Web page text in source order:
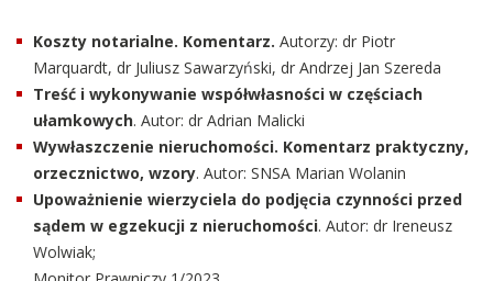
Koszty notarialne. Komentarz. Autorzy: dr Piotr
Marquardt, dr Juliusz Sawarzyński, dr Andrzej Jan Szereda
Treść i wykonywanie współwłasności w częściach
ułamkowych. Autor: dr Adrian Malicki
Wywłaszczenie nieruchomości. Komentarz praktyczny,
orzecznictwo, wzory. Autor: SNSA Marian Wolanin
Upoważnienie wierzyciela do podjęcia czynności przed
sądem w egzekucji z nieruchomości. Autor: dr Ireneusz
Wolwiak;